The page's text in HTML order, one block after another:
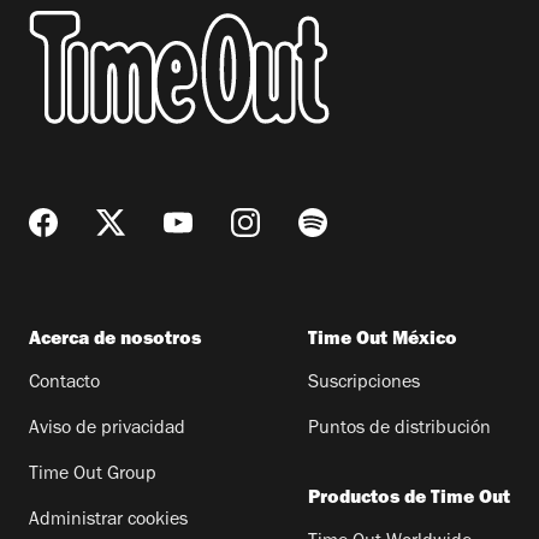
Acerca de nosotros
Contacto
Aviso de privacidad
Time Out Group
Administrar cookies
Time Out México
Suscripciones
Puntos de distribución
Productos de Time Out